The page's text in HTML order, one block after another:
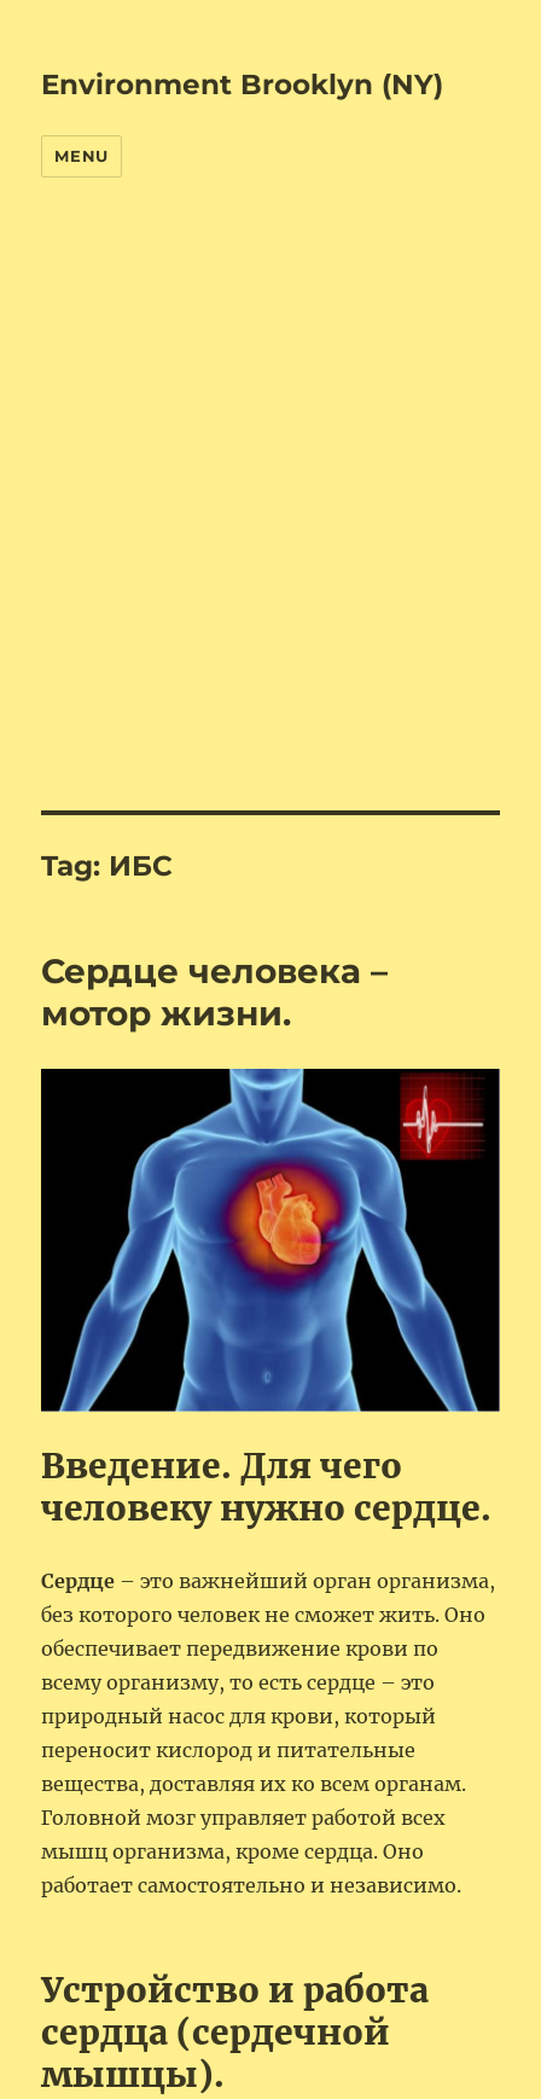
Environment Brooklyn (NY)
MENU
Tag: ИБС
Сердце человека –
мотор жизни.
Введение. Для чего
человеку нужно сердце.
Сердце – это важнейший орган организма,
без которого человек не сможет жить. Оно
обеспечивает передвижение крови по
всему организму, то есть сердце – это
природный насос для крови, который
переносит кислород и питательные
вещества, доставляя их ко всем органам.
Головной мозг управляет работой всех
мышц организма, кроме сердца. Оно
работает самостоятельно и независимо.
Устройство и работа
сердца (сердечной
мышцы).